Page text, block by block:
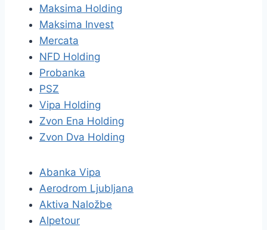
Maksima Holding
Maksima Invest
Mercata
NFD Holding
Probanka
PSZ
Vipa Holding
Zvon Ena Holding
Zvon Dva Holding
Abanka Vipa
Aerodrom Ljubljana
Aktiva Naložbe
Alpetour